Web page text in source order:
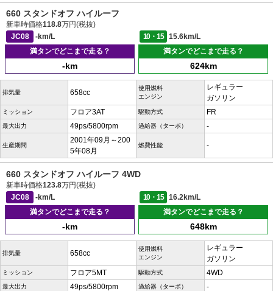
660 スタンドオフ ハイルーフ
新車時価格118.8万円(税抜)
JC08
-km/L 10・15
15.6km/L
満タンでどこまで走る？
-km
満タンでどこまで走る？
624km
排気量 658cc
使用燃料
エンジン
レギュラー
ガソリン
ミッション フロア3AT 駆動方式 FR
最大出力 49ps/5800rpm 過給器（ターボ） -
生産期間
2001年09月～200
5年08月
燃費性能 -
660 スタンドオフ ハイルーフ 4WD
新車時価格123.8万円(税抜)
JC08
-km/L 10・15
16.2km/L
満タンでどこまで走る？
-km
満タンでどこまで走る？
648km
排気量 658cc
使用燃料
エンジン
レギュラー
ガソリン
ミッション フロア5MT 駆動方式 4WD
最大出力 49ps/5800rpm 過給器（ターボ） -